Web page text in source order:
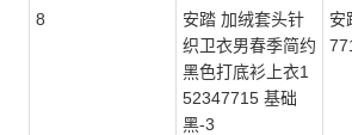
8
安踏 加绒套头针
织卫衣男春季简约
黑色打底衫上衣1
52347715 基础
黑-3
安